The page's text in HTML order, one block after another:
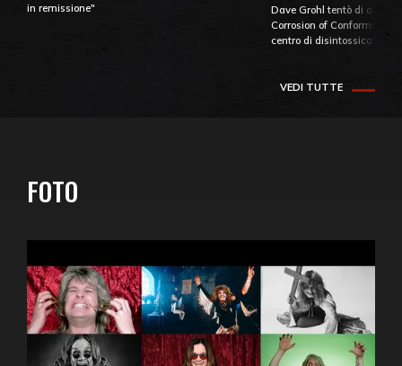
in remissione"
Dave Grohl tentò di
Corrosion of Conformity
centro di
VEDI TUTTE
FOTO